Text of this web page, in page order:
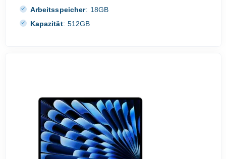
Arbeitsspeicher: 18GB
Kapazität: 512GB